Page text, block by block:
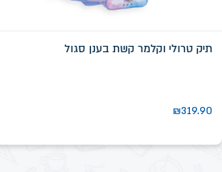
תיק טרולי וקלמר קשת בענן סגול
₪319.90